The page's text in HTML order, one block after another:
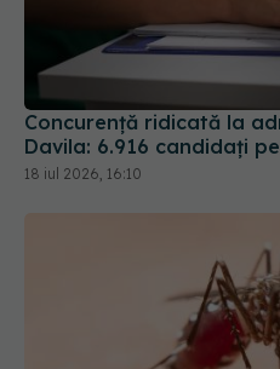
Concurență ridicată la
Davila: 6.916 candidați
18 iul 2026, 16:10